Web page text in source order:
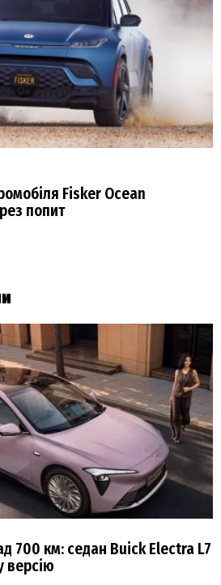
Fisker Ocean
попит
700 км: седан Buick Electra L7
версію